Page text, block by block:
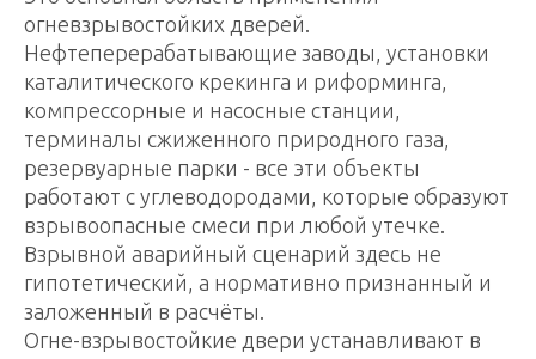
огневзрывостойких дверей.
Нефтеперерабатывающие заводы, установки
каталитического крекинга и риформинга,
компрессорные и насосные станции,
терминалы сжиженного природного газа,
резервуарные парки - все эти объекты
работают с углеводородами, которые образуют
взрывоопасные смеси при любой утечке.
Взрывной аварийный сценарий здесь не
гипотетический, а нормативно признанный и
заложенный в расчёты.
Огне-взрывостойкие двери устанавливают в